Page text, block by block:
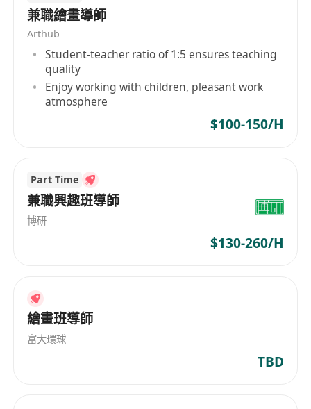
兼職繪畫導師
Arthub
Student-teacher ratio of 1:5 ensures teaching
quality
Enjoy working with children, pleasant work
atmosphere
$100-150/H
Part Time
兼職興趣班導師
博研
$130-260/H
繪畫班導師
富大環球
TBD